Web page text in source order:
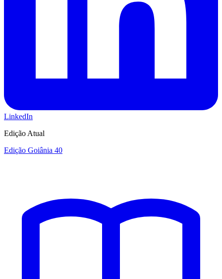
LinkedIn
Edição Atual
Edição Goiânia 40